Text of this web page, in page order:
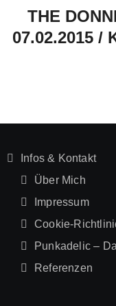
THE
07.02.2015 /
Infos & Kontakt
Über Mich
Impressum
Cookie-
Punkadelic –
Referenzen